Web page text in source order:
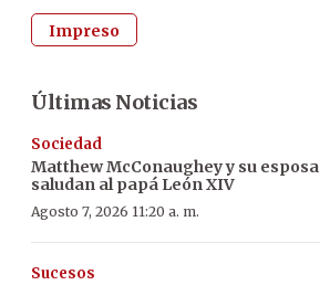
Impreso
Últimas Noticias
Sociedad
Matthew McConaughey y su esposa
saludan al papá León XIV
Agosto 7, 2026 11:20 a. m.
Sucesos